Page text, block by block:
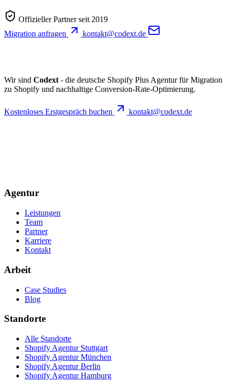
Offizieller Partner seit 2019
Migration anfragen
kontakt@codext.de
Wir sind Codext - die deutsche Shopify Plus Agentur für Migration
zu Shopify und nachhaltige Conversion-Rate-Optimierung.
Kostenloses Erstgespräch buchen kontakt@codext.de
Agentur
Leistungen
Team
Partner
Karriere
Kontakt
Arbeit
Case Studies
Blog
Standorte
Alle Standorte
Shopify Agentur Stuttgart
Shopify Agentur München
Shopify Agentur Berlin
Shopify Agentur Hamburg